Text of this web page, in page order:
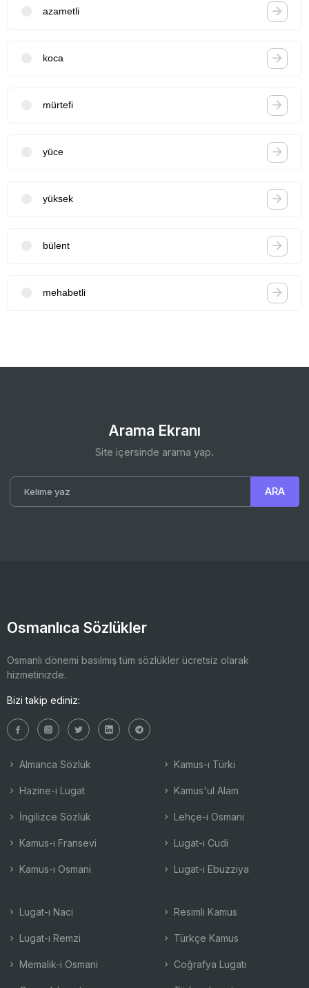
azametli
koca
mürtefi
yüce
yüksek
bülent
mehabetli
Arama Ekranı
Site içersinde arama yap.
Osmanlıca Sözlükler
Osmanlı dönemi basılmış tüm sözlükler ücretsiz olarak
hizmetinizde.
Bizi takip ediniz:
Almanca Sözlük
Hazine-i Lugat
İngilizce Sözlük
Kamus-ı Fransevi
Kamus-ı Osmani
Kamus-ı Türki
Kamus'ul Alam
Lehçe-i Osmani
Lugat-ı Cudi
Lugat-ı Ebuzziya
Lugat-ı Naci
Lugat-ı Remzi
Memalik-i Osmani
Resimli Kamus
Türkçe Kamus
Coğrafya Lugatı